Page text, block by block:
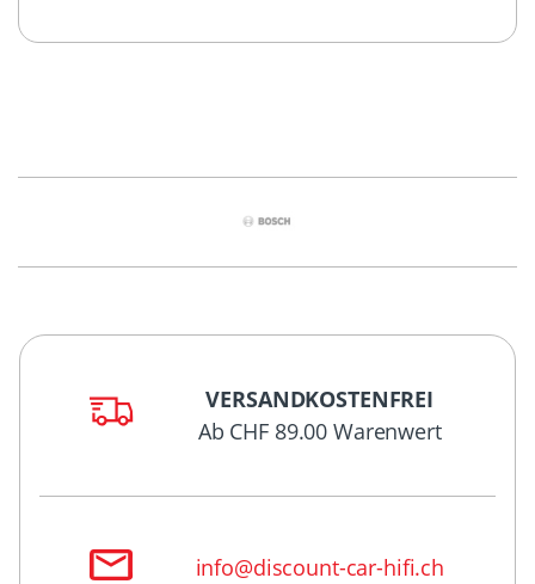
VERSANDKOSTENFREI
Ab CHF 89.00 Warenwert
info@discount-car-hifi.ch